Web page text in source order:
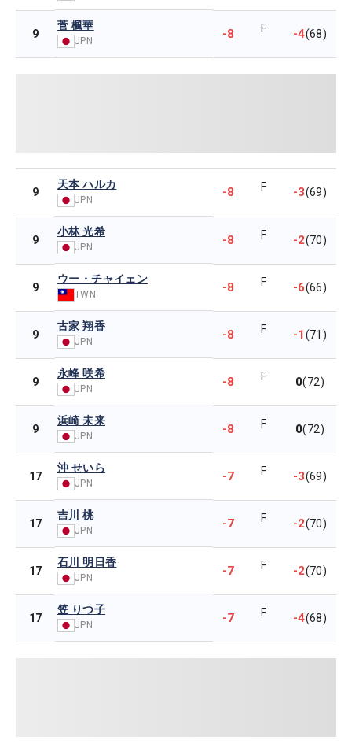
9
菅 楓華
JPN -8 F -4(68)
9
天本 ハルカ
JPN
-8 F -3(69)
9
小林 光希
JPN -8 F -2(70)
9
ウー・チャイェン
TWN -8 F -6(66)
9
古家 翔香
JPN -8 F -1(71)
9
永峰 咲希
JPN -8 F 0(72)
9
浜崎 未来
JPN -8 F 0(72)
17
沖 せいら
JPN -7 F -3(69)
17
吉川 桃
JPN -7 F -2(70)
17
石川 明日香
JPN -7 F -2(70)
17
笠 りつ子
JPN -7 F -4(68)